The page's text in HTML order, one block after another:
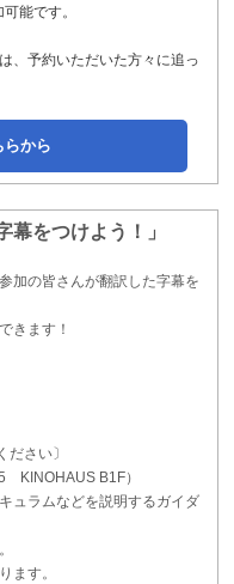
能です。
、予約いただいた方々に追っ
らから
幕をつけよう！」
加の皆さんが翻訳した字幕を
きます！
さい〕
KINOHAUS B1F）
ュラムなどを説明するガイダ
ます。